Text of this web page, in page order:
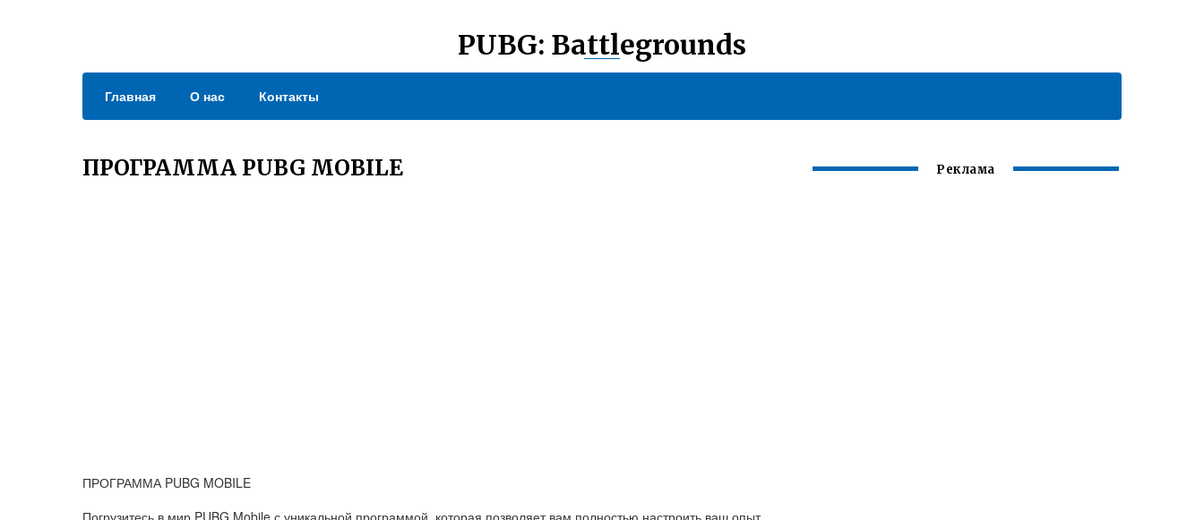
PUBG: Battlegrounds
Главная О нас Контакты
ПРОГРАММА PUBG MOBILE
ПРОГРАММА PUBG MOBILE
Погрузитесь в мир PUBG Mobile с уникальной программой, которая позволяет вам полностью настроить ваш опыт
Реклама